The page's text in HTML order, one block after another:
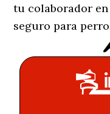
tu colaborador
seguro para